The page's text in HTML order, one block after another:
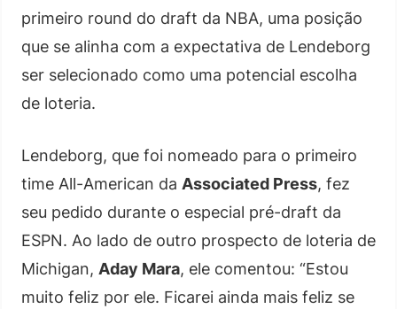
primeiro round do draft da NBA, uma posição
que se alinha com a expectativa de Lendeborg
ser selecionado como uma potencial escolha
de loteria.
Lendeborg, que foi nomeado para o primeiro
time All-American da Associated Press, fez
seu pedido durante o especial pré-draft da
ESPN. Ao lado de outro prospecto de loteria de
Michigan, Aday Mara, ele comentou: “Estou
muito feliz por ele. Ficarei ainda mais feliz se